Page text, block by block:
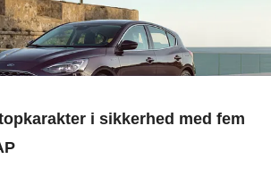
i sikkerhed med fem